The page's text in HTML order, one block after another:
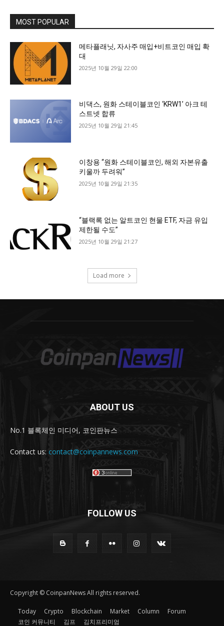
ABOUT US
No.1 블록체인 미디어, 코인판뉴스
Contact us: contact@coinpannews.com
FOLLOW US
Copyright © CoinpanNews All rights reserved.
Today Crypto Blockchain Market Column
Forum
코인 커뮤니티
김프 김치프리미엄